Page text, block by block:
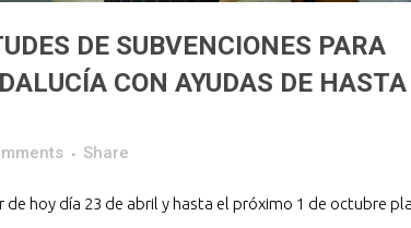
DE SUBVENCIONES PARA
CON AYUDAS DE HASTA
Share
hoy día 23 de abril y hasta el próximo 1 de octubre